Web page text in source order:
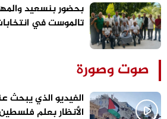
بحضور بنسعيد
تالموست في
صوت وصورة
الفيديو الذي يبحث
الأنظار بعلم